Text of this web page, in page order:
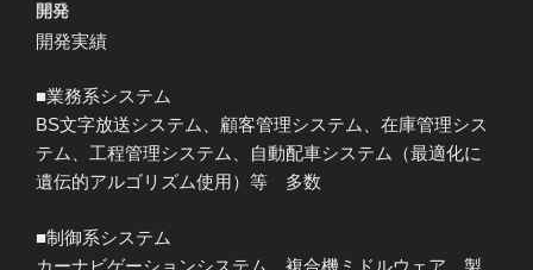
開発
開発実績
■業務系システム
BS文字放送システム、顧客管理システム、在庫管理シス
テム、工程管理システム、自動配車システム（最適化に
遺伝的アルゴリズム使用）等 多数
■制御系システム
カーナビゲーションシステム、複合機ミドルウェア、製